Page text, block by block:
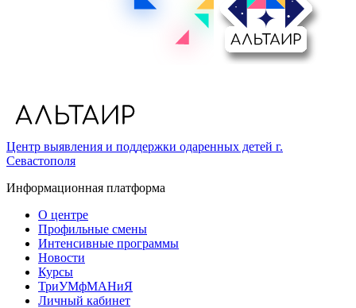
Центр выявления и поддержки одаренных детей г.
Севастополя
Информационная платформа
О центре
Профильные смены
Интенсивные программы
Новости
Курсы
ТриУМфМАНиЯ
Личный кабинет